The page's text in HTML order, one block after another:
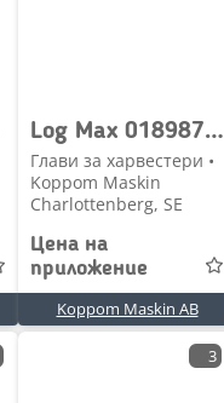
Log Max 018987 Kvistknivscylinder Logmax
Глави за харвестери •
Koppom Maskin
Charlottenberg, SE
Цена на
приложение
Koppom Maskin AB
3